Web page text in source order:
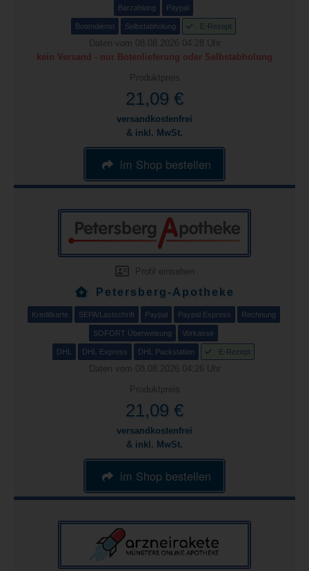
Barzahlung Paypal
Botendienst Selbstabholung E-Rezept
Daten vom 08.08.2026 04:28 Uhr
kein Versand - nur Botenlieferung oder Selbstabholung
Produktpreis
21,09 €
versandkostenfrei
& inkl. MwSt.
im Shop bestellen
Profil einsehen
Petersberg-Apotheke
Kreditkarte SEPA/Lastschrift Paypal Paypal Express Rechnung
SOFORT Überweisung Vorkasse
DHL DHL Express DHL Packstation E-Rezept
Daten vom 08.08.2026 04:26 Uhr
Produktpreis
21,09 €
versandkostenfrei
& inkl. MwSt.
im Shop bestellen